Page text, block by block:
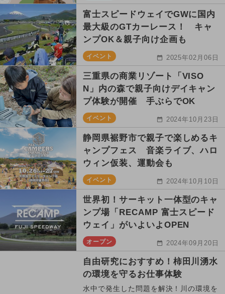
富士スピードウェイでGWに国内
最大級のGTカーレース！ キャ
ンプOK＆親子向け企画も
イベント 2025年02月06日
三重県の商業リゾート「VISO
N」内の森で親子向けデイキャン
プ体験が開催 手ぶらでOK
イベント 2024年10月23日
静岡県裾野市で親子で楽しめるキ
ャンプフェス 音楽ライブ、ハロ
ウィン仮装、運動会も
イベント 2024年10月10日
世界初！サーキット一体型のキャ
ンプ場「RECAMP 富士スピード
ウェイ」がいよいよOPEN
オープン 2024年09月20日
自由研究におすすめ！柿田川湧水
の環境を守るお仕事体験
水中で発生した問題を解決！川の環境を